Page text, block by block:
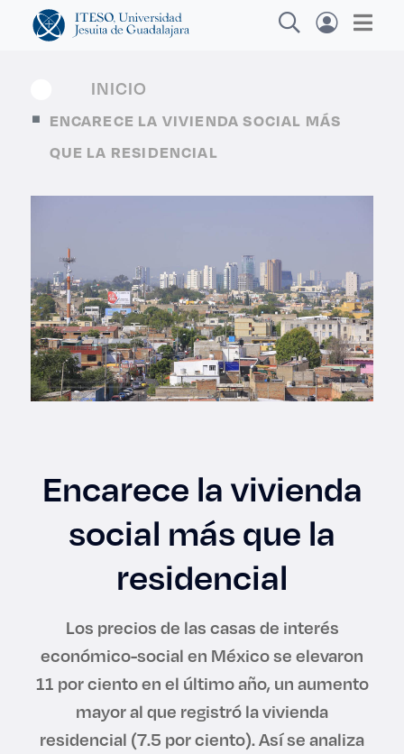
Explora sitios web, programas académicos,
actividades y noticias
Enlaces de interés
Derecho
Lo más buscado
INICIO
ENCARECE LA VIVIENDA SOCIAL MÁS
QUE LA RESIDENCIAL
Encarece la vivienda
social más que la
residencial
Los precios de las casas de interés
económico-social en México se elevaron
11 por ciento en el último año, un aumento
mayor al que registró la vivienda
residencial (7.5 por ciento). Así se analiza